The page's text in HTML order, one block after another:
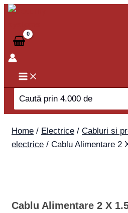
Skip
content
Search
for:
Home / Electrice / Cabluri si
electrice / Cablu Alimentare 2
Cablu Alimentare 2 X
Cablu
X
1.5
MYUP
100m
quantity